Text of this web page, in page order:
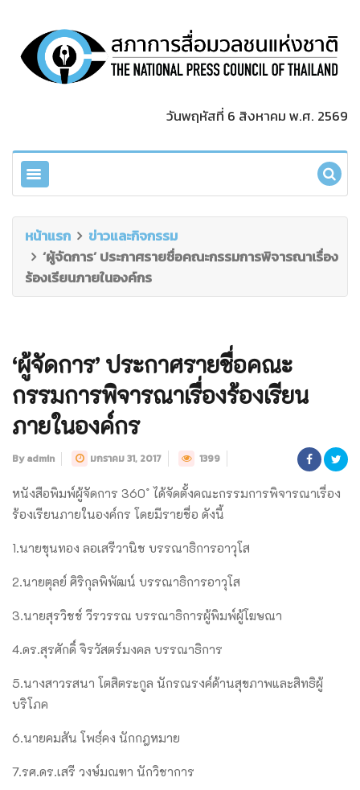
วันพฤหัสที่ 6 สิงหาคม พ.ศ. 2569
หน้าแรก
ข่าวและกิจกรรม
‘ผู้จัดการ’ ประกาศรายชื่อคณะกรรมการพิจารณาเรื่อง
ร้องเรียนภายในองค์กร
‘ผู้จัดการ’ ประกาศรายชื่อคณะ
กรรมการพิจารณาเรื่องร้องเรียน
ภายในองค์กร
By admin มกราคม 31, 2017 1399
หนังสือพิมพ์ผู้จัดการ 360 ํ ได้จัดตั้งคณะกรรมการพิจารณาเรื่อง
ร้องเรียนภายในองค์กร โดยมีรายชื่อ ดังนี้
1.นายขุนทอง ลอเสรีวานิช บรรณาธิการอาวุโส
2.นายตุลย์ ศิริกุลพิพัฒน์ บรรณาธิการอาวุโส
3.นายสุรวิชช์ วีรวรรณ บรรณาธิการผู้พิมพ์ผู้โฆษณา
4.ดร.สุรศักดิ์ จิรวัสตร์มงคล บรรณาธิการ
5.นางสาวรสนา โตสิตระกูล นักรณรงค์ด้านสุขภาพและสิทธิผู้
บริโภค
6.นายคมสัน โพธฺ์คง นักกฎหมาย
7.รศ.ดร.เสรี วงษ์มณฑา นักวิชาการ